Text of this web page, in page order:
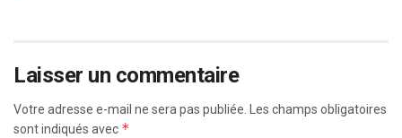
Laisser un commentaire
Votre adresse e-mail ne sera pas publiée. Les champs obligatoires
sont indiqués avec *